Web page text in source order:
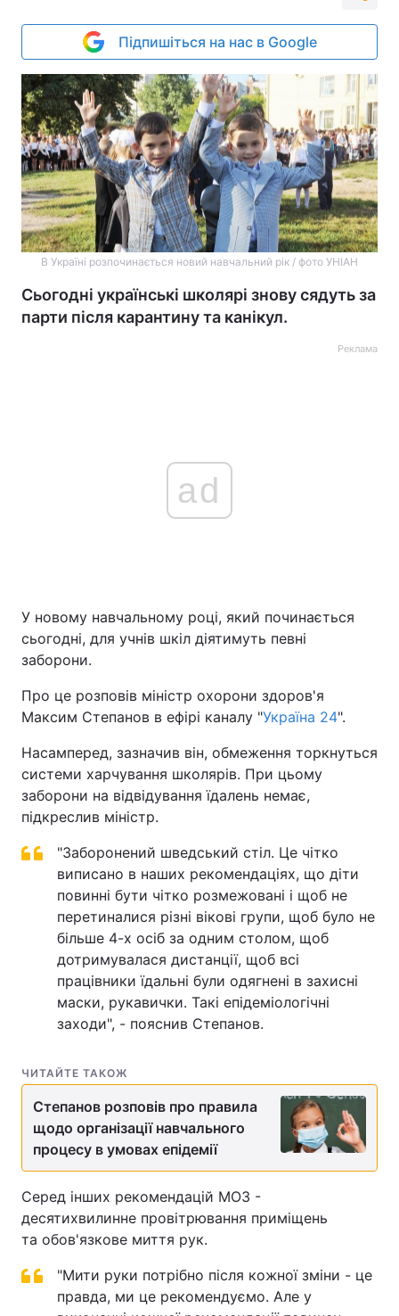
Підпишіться на нас в Google
В Україні розпочинається новий навчальний рік / фото УНІАН
Сьогодні українські школярі знову сядуть за
парти після карантину та канікул.
Реклама
ad
У новому навчальному році, який починається
сьогодні, для учнів шкіл діятимуть певні
заборони.
Про це розповів міністр охорони здоров'я
Максим Степанов в ефірі каналу "Україна 24".
Насамперед, зазначив він, обмеження торкнуться
системи харчування школярів. При цьому
заборони на відвідування їдалень немає,
підкреслив міністр.
"Заборонений шведський стіл. Це чітко
виписано в наших рекомендаціях, що діти
повинні бути чітко розмежовані і щоб не
перетиналися різні вікові групи, щоб було не
більше 4-х осіб за одним столом, щоб
дотримувалася дистанції, щоб всі
працівники їдальні були одягнені в захисні
маски, рукавички. Такі епідеміологічні
заходи", - пояснив Степанов.
ЧИТАЙТЕ ТАКОЖ
Степанов розповів про правила
щодо організації навчального
процесу в умовах епідемії
Серед інших рекомендацій МОЗ -
десятихвилинне провітрювання приміщень
та обов'язкове миття рук.
"Мити руки потрібно після кожної зміни - це
правда, ми це рекомендуємо. Але у